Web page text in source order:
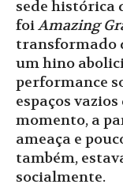
sede histórica
foiAmazing
transformado
um hino
performance
espaços
momento, a
ameaça e
também,
socialmente.